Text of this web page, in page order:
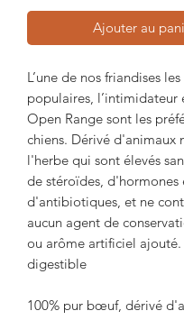
Ajouter au
L’une de nos friandises
populaires, l’intimidateur
Open Range sont les
chiens. Dérivé d'animaux
l'herbe qui sont élevés
de stéroïdes, d'hormones
d'antibiotiques, et ne
aucun agent de
ou arôme artificiel ajouté.
digestible
100% pur bœuf, dérivé